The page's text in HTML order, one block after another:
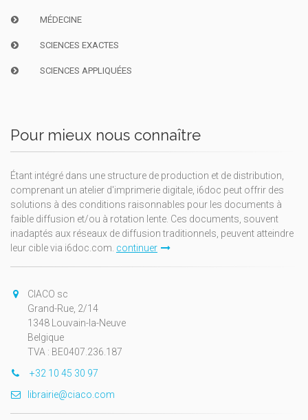
MÉDECINE
SCIENCES EXACTES
SCIENCES APPLIQUÉES
Pour mieux nous connaître
Étant intégré dans une structure de production et de distribution,
comprenant un atelier d'imprimerie digitale, i6doc peut offrir des
solutions à des conditions raisonnables pour les documents à
faible diffusion et/ou à rotation lente. Ces documents, souvent
inadaptés aux réseaux de diffusion traditionnels, peuvent atteindre
leur cible via i6doc.com. continuer
CIACO sc
Grand-Rue, 2/14
1348 Louvain-la-Neuve
Belgique
TVA : BE0407.236.187
+32 10 45 30 97
librairie@ciaco.com